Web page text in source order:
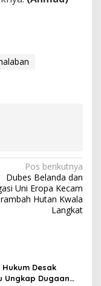
Pos berikutnya
Dubes Belanda dan
Uni Eropa Kecam
Hutan Kwala
Langkat
Desak
Ungkap Dugaan